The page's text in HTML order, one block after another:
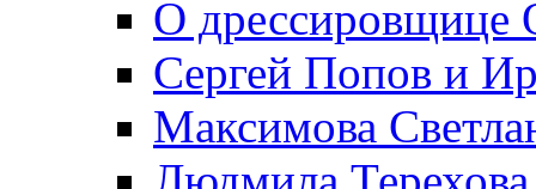
О дрессировщице
Сергей Попов и
Максимова